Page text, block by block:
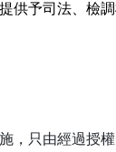
供予司法、檢
，只由經過授